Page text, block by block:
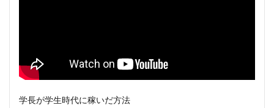
学長が学生時代に稼いだ方法